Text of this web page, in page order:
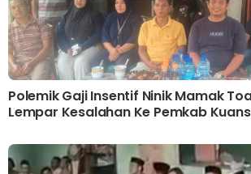
Polemik Gaji Insentif Ninik Mamak
Lempar Kesalahan Ke Pemkab